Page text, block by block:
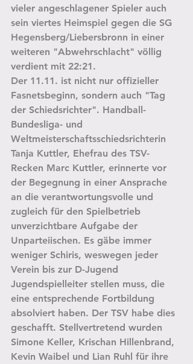
vieler angeschlagener Spieler auch
sein viertes Heimspiel gegen die SG
Hegensberg/Liebersbronn in einer
weiteren "Abwehrschlacht" völlig
verdient mit 22:21.
Der 11.11. ist nicht nur offizieller
Fasnetsbeginn, sondern auch "Tag
der Schiedsrichter". Handball-
Bundesliga- und
Weltmeisterschaftsschiedsrichterin
Tanja Kuttler, Ehefrau des TSV-
Recken Marc Kuttler, erinnerte vor
der Begegnung in einer Ansprache
an die verantwortungsvolle und
zugleich für den Spielbetrieb
unverzichtbare Aufgabe der
Unparteiischen. Es gäbe immer
weniger Schiris, weswegen jeder
Verein bis zur D-Jugend
Jugendspielleiter stellen muss, die
eine entsprechende Fortbildung
absolviert haben. Der TSV habe dies
geschafft. Stellvertretend wurden
Simone Keller, Krischan Hillenbrand,
Kevin Waibel und Lian Ruhl für ihre